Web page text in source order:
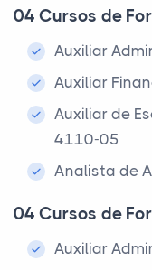
04 Cursos de
Auxiliar
Auxiliar
Auxiliar de
4110-05
Analista de
04 Cursos de
Auxiliar